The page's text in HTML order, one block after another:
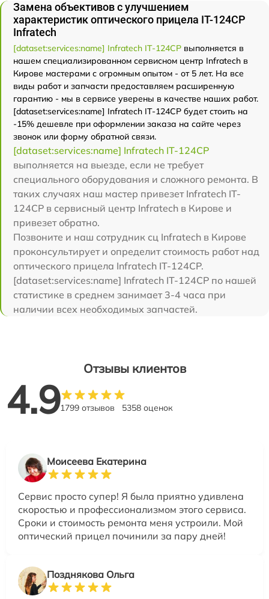
Замена объективов с улучшением
характеристик оптического прицела IT-124CP
Infratech
[dataset:services:name] Infratech IT-124CP выполняется в
нашем специализированном сервисном центр Infratech в
Кирове мастерами с огромным опытом - от 5 лет. На все
виды работ и запчасти предоставляем расширенную
гарантию - мы в сервисе уверены в качестве наших работ.
[dataset:services:name] Infratech IT-124CP будет стоить на
-15% дешевле при оформлении заказа на сайте через
звонок или форму обратной связи.
[dataset:services:name] Infratech IT-124CP
выполняется на выезде, если не требует
специального оборудования и сложного ремонта. В
таких случаях наш мастер привезет Infratech IT-
124CP в сервисный центр Infratech в Кирове и
привезет обратно.
Позвоните и наш сотрудник сц Infratech в Кирове
проконсультирует и определит стоимость работ над
оптического прицела Infratech IT-124CP.
[dataset:services:name] Infratech IT-124CP по нашей
статистике в среднем занимает 3-4 часа при
наличии всех необходимых запчастей.
Отзывы клиентов
4.91799 отзывов 5358 оценок
Моисеева Екатерина
Сервис просто супер! Я была приятно удивлена
скоростью и профессионализмом этого сервиса.
Сроки и стоимость ремонта меня устроили. Мой
оптический прицел починили за пару дней!
Позднякова Ольга